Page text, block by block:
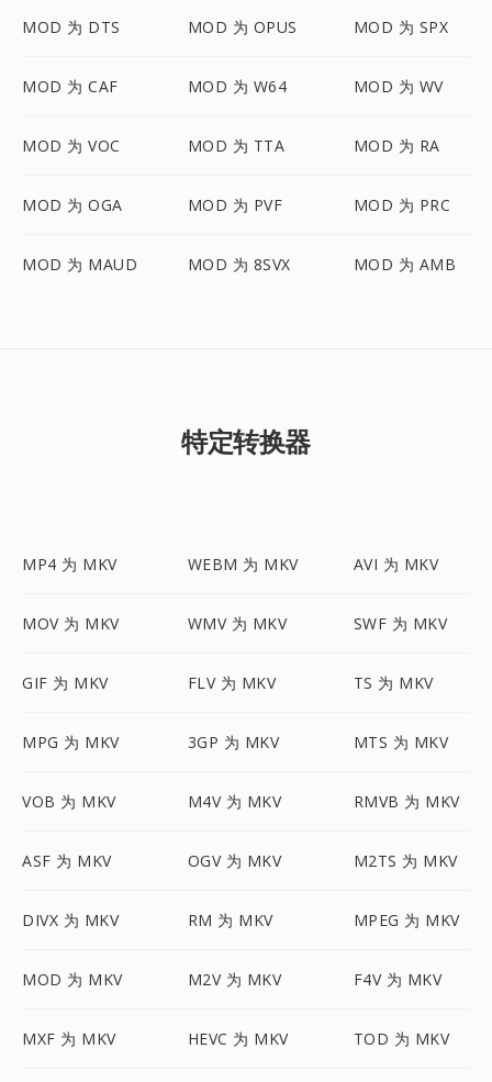
MOD 为 DTS MOD 为 OPUS MOD 为 SPX
MOD 为 CAF MOD 为 W64 MOD 为 WV
MOD 为 VOC MOD 为 TTA MOD 为 RA
MOD 为 OGA MOD 为 PVF MOD 为 PRC
MOD 为 MAUD MOD 为 8SVX MOD 为 AMB
特定转换器
MP4 为 MKV WEBM 为 MKV AVI 为 MKV
MOV 为 MKV WMV 为 MKV SWF 为 MKV
GIF 为 MKV FLV 为 MKV TS 为 MKV
MPG 为 MKV 3GP 为 MKV MTS 为 MKV
VOB 为 MKV M4V 为 MKV RMVB 为 MKV
ASF 为 MKV OGV 为 MKV M2TS 为 MKV
DIVX 为 MKV RM 为 MKV MPEG 为 MKV
MOD 为 MKV M2V 为 MKV F4V 为 MKV
MXF 为 MKV HEVC 为 MKV TOD 为 MKV